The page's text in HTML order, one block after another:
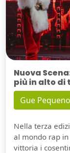
Nuova
più in alto di
Gue Pequeno
Nella terza
al mondo rap
vittoria i